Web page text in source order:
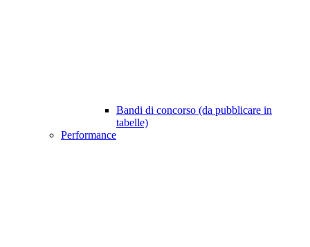
Bandi di concorso (da pubblicare in
tabelle)
Performance